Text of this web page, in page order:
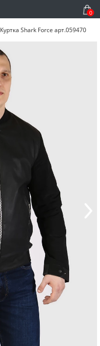
0
Куртка Shark Force арт.059470